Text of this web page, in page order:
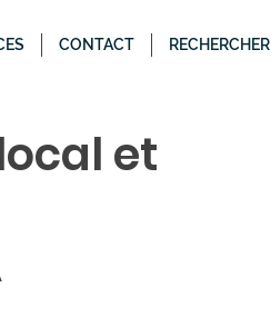
CONTACT RECHERCHER
et